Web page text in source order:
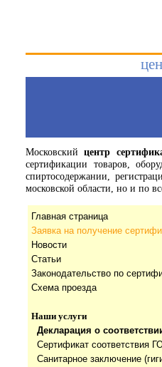
Московскийцентр
сертификации товаров,
спиртосодержании,
московской области, но и по
Главная страница
Заявка на получение
Новости
Статьи
Законодательство по
Схема проезда
Наши услуги
Декларация о
Сертификат соответствия
Санитарное заключение